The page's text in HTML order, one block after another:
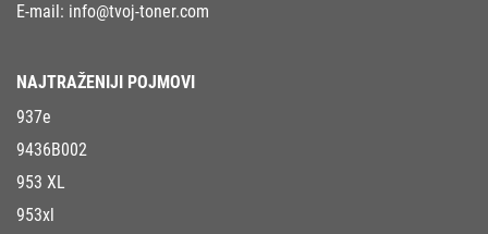
E-mail: info@tvoj-toner.com
NAJTRAŽENIJI POJMOVI
937e
9436B002
953 XL
953xl